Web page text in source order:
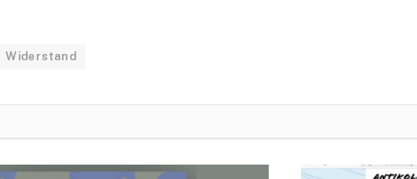
Widerstand